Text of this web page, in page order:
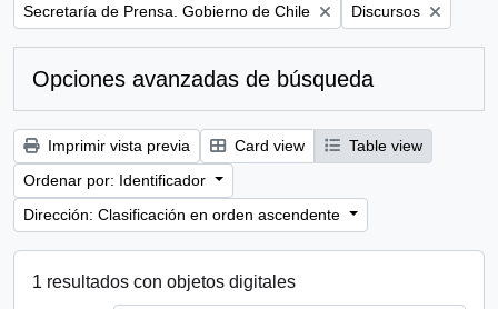
Remove filter:
Secretaría de Prensa. Gobierno de Chile Remove filter:
Discursos
Opciones avanzadas de búsqueda
Imprimir vista previa Card view
Table view
Ordenar por: Identificador
Dirección: Clasificación en orden ascendente
1 resultados con objetos digitales